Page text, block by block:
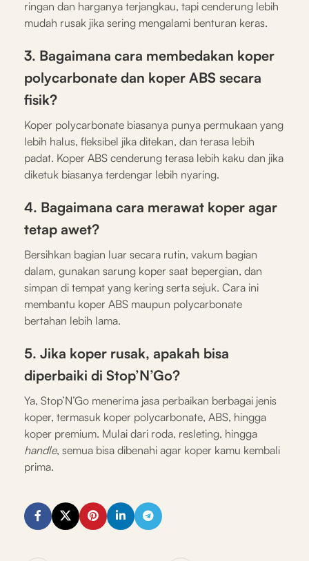
ringan dan harganya terjangkau, tapi cenderung lebih
mudah rusak jika sering mengalami benturan keras.
3. Bagaimana cara membedakan koper
polycarbonate dan koper ABS secara
fisik?
Koper polycarbonate biasanya punya permukaan yang
lebih halus, fleksibel jika ditekan, dan terasa lebih
padat. Koper ABS cenderung terasa lebih kaku dan jika
diketuk biasanya terdengar lebih nyaring.
4. Bagaimana cara merawat koper agar
tetap awet?
Bersihkan bagian luar secara rutin, vakum bagian
dalam, gunakan sarung koper saat bepergian, dan
simpan di tempat yang kering serta sejuk. Cara ini
membantu koper ABS maupun polycarbonate
bertahan lebih lama.
5. Jika koper rusak, apakah bisa
diperbaiki di Stop’N’Go?
Ya, Stop’N’Go menerima jasa perbaikan berbagai jenis
koper, termasuk koper polycarbonate, ABS, hingga
koper premium. Mulai dari roda, resleting, hingga
handle, semua bisa dibenahi agar koper kamu kembali
prima.